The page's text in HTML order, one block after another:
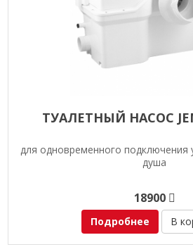
ТУАЛЕТНЫЙ НАСОС
для одновременного подключения
душа
18900
Подробнее В